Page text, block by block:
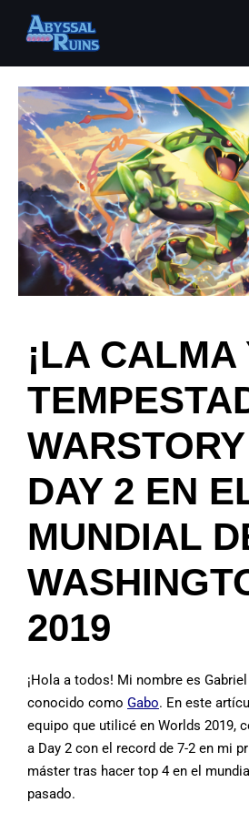
contenido
¡LA CALMA
DAY 2 EN
MUNDIAL
2019
¡Hola a todos! Mi nombre es
conocido como Gabo. En este
equipo que utilicé en Worlds 2019,
a Day 2 con el record de 7-2 en mi
máster tras hacer top 4 en el
pasado.
de
entradas